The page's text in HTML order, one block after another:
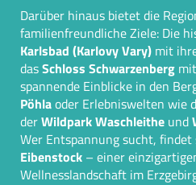
Darüber hinaus bietet die
familienfreundliche Ziele: Die
Karlsbad (Karlovy Vary) mit
dasSchloss Schwarzenberg
spannende Einblicke in den
Pöhlaoder Erlebniswelten wie
derWildpark Waschleithe und
Wer Entspannung sucht, findet
Eibenstock – einer
Wellnesslandschaft im